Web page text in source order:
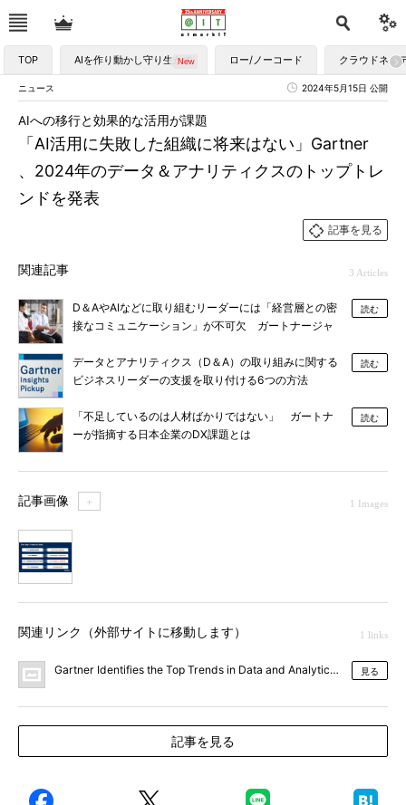
TOP AIを作り動かし守り生かす ロー/ノーコード クラウドネイ
ニュース 2024年5月15日 公開
「AI活用に失敗した組織に将来はない」Gartner
、2024年のデータ＆アナリティクスのトップトレ
ンドを発表
AIへの移行と効果的な活用が課題
記事を見る
関連記事 3 Articles
D＆AやAIなどに取り組むリーダーには「経営層との密
接なコミュニケーション」が不可欠 ガートナージャ
読む
データとアナリティクス（D＆A）の取り組みに関する
ビジネスリーダーの支援を取り付ける6つの方法
読む
「不足しているのは人材ばかりではない」 ガートナ
ーが指摘する日本企業のDX課題とは
読む
記事画像 ＋ 1 Images
関連リンク（外部サイトに移動します） 1 links
Gartner Identifies the Top Trends in Data and Analytics for 2024
見る
記事を見る